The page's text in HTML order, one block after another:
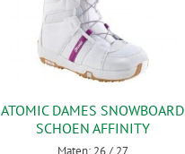
ATOMIC DAMES SNOWBOARD
SCHOEN AFFINITY